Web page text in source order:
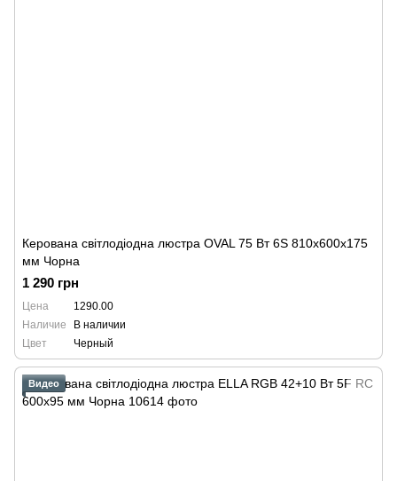
Керована світлодіодна люстра OVAL 75 Bт 6S 810x600x175
мм Чорна
1 290 грн
Цена
1290.00
Наличие
В наличии
Цвет
Черный
Видео